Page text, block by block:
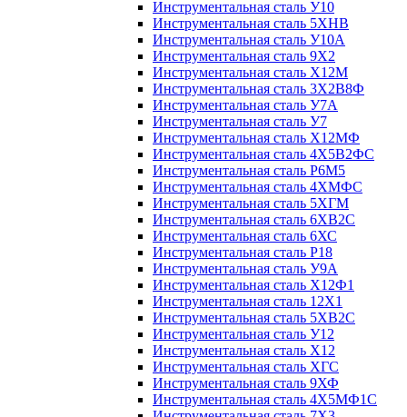
Инструментальная сталь У10
Инструментальная сталь 5ХНВ
Инструментальная сталь У10А
Инструментальная сталь 9Х2
Инструментальная сталь Х12М
Инструментальная сталь 3Х2В8Ф
Инструментальная сталь У7А
Инструментальная сталь У7
Инструментальная сталь Х12МФ
Инструментальная сталь 4Х5В2ФС
Инструментальная сталь Р6М5
Инструментальная сталь 4ХМФС
Инструментальная сталь 5ХГМ
Инструментальная сталь 6ХВ2С
Инструментальная сталь 6ХС
Инструментальная сталь Р18
Инструментальная сталь У9А
Инструментальная сталь Х12Ф1
Инструментальная сталь 12Х1
Инструментальная сталь 5ХВ2С
Инструментальная сталь У12
Инструментальная сталь Х12
Инструментальная сталь ХГС
Инструментальная сталь 9ХФ
Инструментальная сталь 4Х5МФ1С